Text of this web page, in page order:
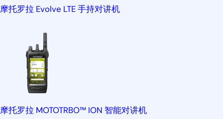
摩托罗拉 Evolve LTE 手持对讲机
摩托罗拉 MOTOTRBO™ ION 智能对讲机